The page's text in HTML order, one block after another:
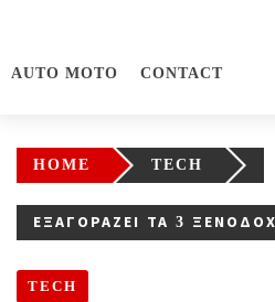
AUTO MOTO CONTACT
HOME TECH
ΕΞΑΓΟΡΆΖΕΙ ΤΑ 3
TECH